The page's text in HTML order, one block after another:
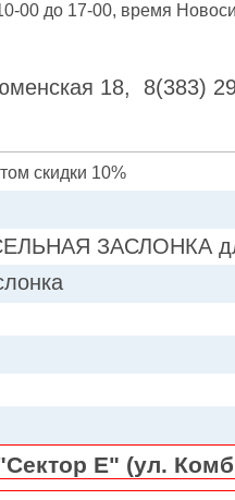
00 до 17-00, время
18, 8(383)
скидки 10%
ЗАСЛОНКА
Е" (ул.